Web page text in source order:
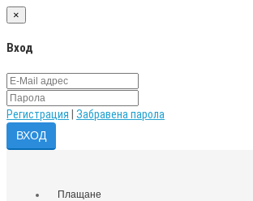
×
Вход
Регистрация Забравена парола
Плащане